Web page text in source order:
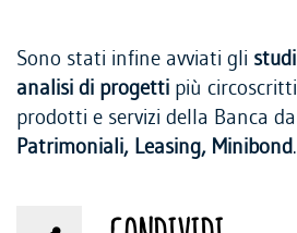
Sono stati infine avviati gli
analisi di progetti più
prodotti e servizi della Banca
Patrimoniali, Leasing, Minibond.